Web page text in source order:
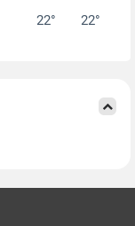
22° 22°